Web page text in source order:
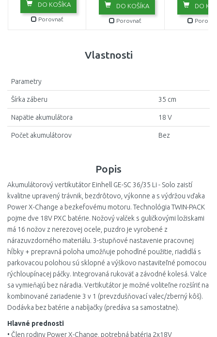
DO KOŠÍKA
Porovnať
DO KOŠÍKA
Porovnať
DO
Popis
Akumulátorový vertikutátor Einhell GE-SC 36/35 Li - Solo zaistí
kvalitne upravený trávnik, bezdrôtovo, výkonne a s výdržou vďaka
Power X-Change a bezkefovému motoru. Technológia TWIN-PACK
pojme dve 18V PXC batérie. Nožový valček s guličkovými ložiskami
má 16 nožov z nerezovej ocele, puzdro je vyrobené z
nárazuvzdorného materiálu. 3-stupňové nastavenie pracovnej
hĺbky + prepravná poloha umožňuje pohodlné použitie, riadidlá s
parkovacou polohou sú sklopné a výškovo nastaviteľné pomocou
rýchloupínacej páčky. Integrovaná rukoväť a závodné kolesá. Valce
sa vymieňajú bez náradia. Vertikutátor je možné voliteľne rozšíriť na
kombinované zariadenie 3 v 1 (prevzdušňovací valec/zberný kôš).
Dodávka bez batérie a nabíjačky (predáva sa samostatne).
Hlavné prednosti
• Člen rodiny Power X-Change, potrebná batéria 2x18V
Vlastnosti
Parametry
Šírka záberu 35 cm
Napätie akumulátora 18 V
Počet akumulátorov Bez